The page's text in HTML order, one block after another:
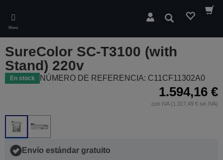
main
content
Menú
Buscar
SureColor SC-T3100 (with
Stand) 220v
En stock NÚMERO DE REFERENCIA: C11CF11302A0
1.594,16 €
con IVA (1.317,49 € sin IVA)
Envío estándar gratuito